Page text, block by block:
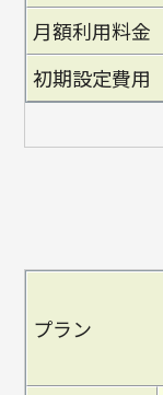
月額利用料金
初期設定費用
プラン